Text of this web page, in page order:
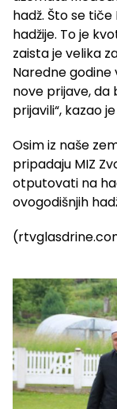
hadž. Što se
hadžije. To je
zaista je velika
Naredne
nove prijave, da
prijavili“, kazao
Osim iz naše
pripadaju MIZ
otputovati na
ovogodišnjih